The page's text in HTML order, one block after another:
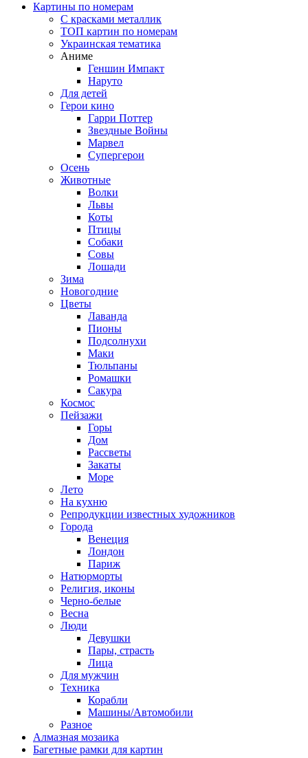
Картины по номерам
С красками металлик
ТОП картин по номерам
Украинская тематика
Аниме
Геншин Импакт
Наруто
Для детей
Герои кино
Гарри Поттер
Звездные Войны
Марвел
Супергерои
Осень
Животные
Волки
Львы
Коты
Птицы
Собаки
Совы
Лошади
Зима
Новогодние
Цветы
Лаванда
Пионы
Подсолнухи
Маки
Тюльпаны
Ромашки
Сакура
Космос
Пейзажи
Горы
Дом
Рассветы
Закаты
Море
Лето
На кухню
Репродукции известных художников
Города
Венеция
Лондон
Париж
Натюрморты
Религия, иконы
Черно-белые
Весна
Люди
Девушки
Пары, страсть
Лица
Для мужчин
Техника
Корабли
Машины/Автомобили
Разное
Алмазная мозаика
Багетные рамки для картин